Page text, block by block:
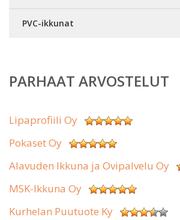
PVC-ikkunat
PARHAAT ARVOSTELUT
Lipaprofiili Oy
Pokaset Oy
Alavuden Ikkuna ja Ovipalvelu Oy
MSK-Ikkuna Oy
Kurhelan Puutuote Ky